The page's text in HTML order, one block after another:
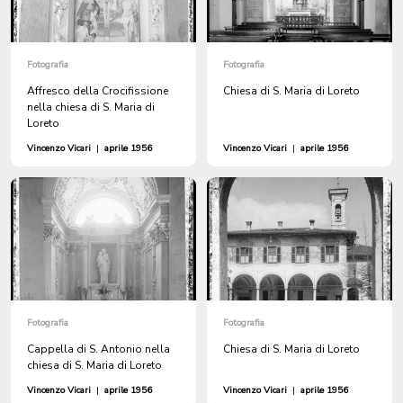
Fotografia
Affresco della Crocifissione
nella chiesa di S. Maria di
Loreto
Vincenzo Vicari | aprile 1956
Fotografia
Chiesa di S. Maria di Loreto
Vincenzo Vicari | aprile 1956
Fotografia
Cappella di S. Antonio nella
chiesa di S. Maria di Loreto
Vincenzo Vicari | aprile 1956
Fotografia
Chiesa di S. Maria di Loreto
Vincenzo Vicari | aprile 1956